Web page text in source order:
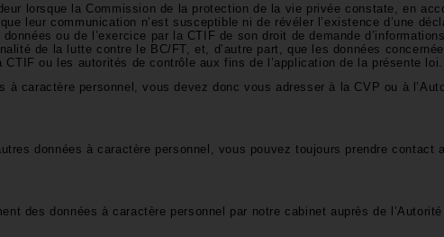
lorsque la Commission de la protection de la vie privée constate, en
leur communication n’est susceptible ni de révéler l’existence d’une
ou de l’exercice par la CTIF de son droit de demande
de la lutte contre le BC/FT, et, d’autre part, que les données
ou les autorités de contrôle aux fins de l’application de la présente
à caractère personnel, vous devez donc vous adresser à la CVP ou à
données à caractère personnel, vous pouvez toujours prendre contact
des données à caractère personnel par notre cabinet auprès de